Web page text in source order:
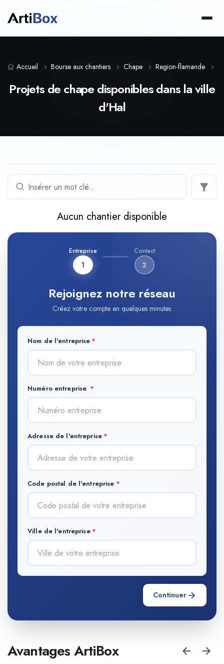
Accueil Bourse aux chantiers Chape Region-flamande
Projets de chape disponibles dans la ville
d'Hal
Aucun chantier disponible
Entreprise
1
Contact
2
Rejoignez notre réseau
Créez votre compte en quelques minutes
Nom de l'entreprise
Numéro entreprise
Adresse de l'entreprise
Code postal de l'entreprise
Ville de l'entreprise
Continuer
Avantages ArtiBox